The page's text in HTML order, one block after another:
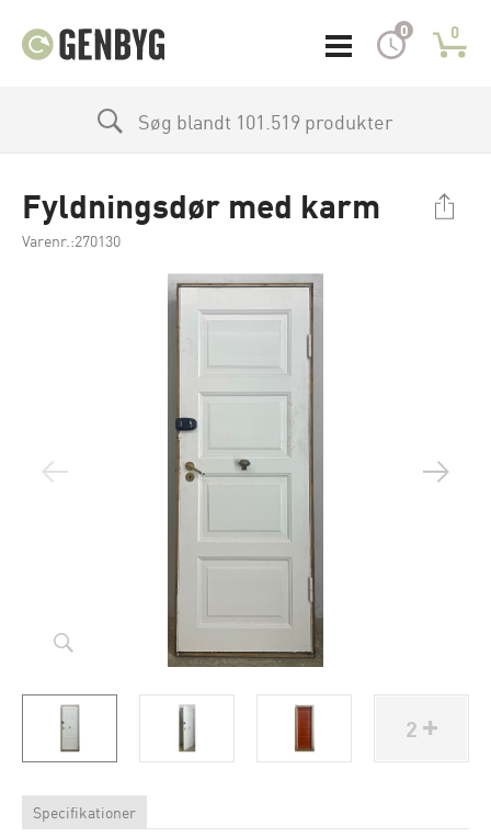
0 0
Søg blandt 101.519 produkter
Fyldningsdør med karm
Varenr.:270130
2
Specifikationer